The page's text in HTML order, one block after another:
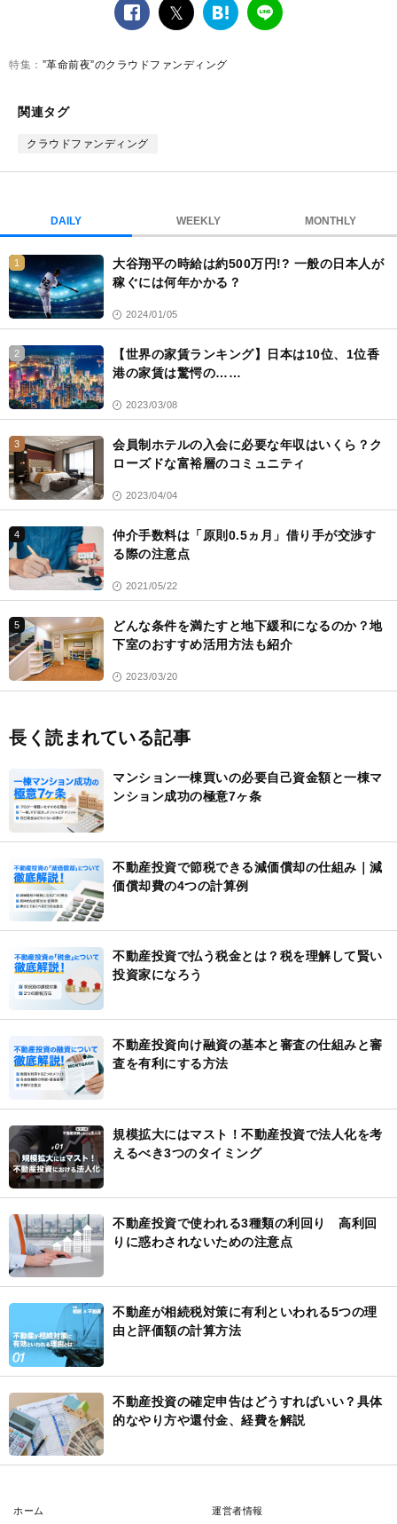
facebook
twitterは
な
ブ
LINE
”革命前夜”のクラウドファンディング
関連タグ
クラウドファンディング
DAILY WEEKLY MONTHLY
1
大谷翔平の時給は約500万円!? 一般の日本人が
稼ぐには何年かかる？
2024/01/05
2
【世界の家賃ランキング】日本は10位、1位香
港の家賃は驚愕の……
2023/03/08
3
会員制ホテルの入会に必要な年収はいくら？ク
ローズドな富裕層のコミュニティ
2023/04/04
4
仲介手数料は「原則0.5ヵ月」借り手が交渉す
る際の注意点
2021/05/22
5
どんな条件を満たすと地下緩和になるのか？地
下室のおすすめ活用方法も紹介
2023/03/20
長く読まれている記事
マンション一棟買いの必要自己資金額と一棟マ
ンション成功の極意7ヶ条
不動産投資で節税できる減価償却の仕組み｜減
価償却費の4つの計算例
不動産投資で払う税金とは？税を理解して賢い
投資家になろう
不動産投資向け融資の基本と審査の仕組みと審
査を有利にする方法
規模拡大にはマスト！不動産投資で法人化を考
えるべき3つのタイミング
不動産投資で使われる3種類の利回り 高利回
りに惑わされないための注意点
不動産が相続税対策に有利といわれる5つの理
由と評価額の計算方法
不動産投資の確定申告はどうすればいい？具体
的なやり方や還付金、経費を解説
ホーム 運営者情報